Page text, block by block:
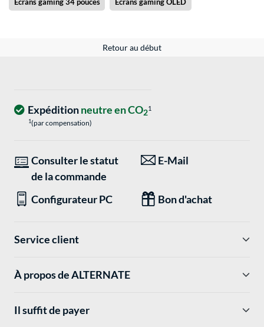
Retour au début
Expéditionneutre en CO21
1(par compensation)
Consulter le statut
de la commande
E-Mail
Configurateur PC Bon d'achat
Service client
À propos de ALTERNATE
Il suffit de payer